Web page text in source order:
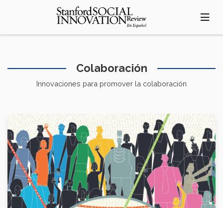
principal
Colaboración
Innovaciones para promover la colaboración